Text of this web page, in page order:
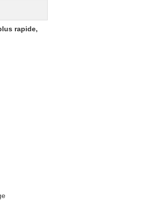
rapide,